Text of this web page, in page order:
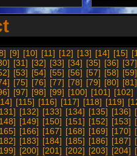
[9] [10] [11] [12] [13] [14] [15]
[31] [32] [33] [34] [35] [36] [37]
[53] [54] [55] [56] [57] [58] [59]
[75] [76] [77] [78] [79] [80] [81]
[97] [98] [99] [100] [101] [102]
[115] [116] [117] [118] [119]
[132] [133] [134] [135] [136]
[149] [150] [151] [152] [153]
[166] [167] [168] [169] [170]
[183] [184] [185] [186] [187]
[200] [201] [202] [203] [204]